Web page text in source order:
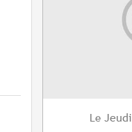
Le Jeudi